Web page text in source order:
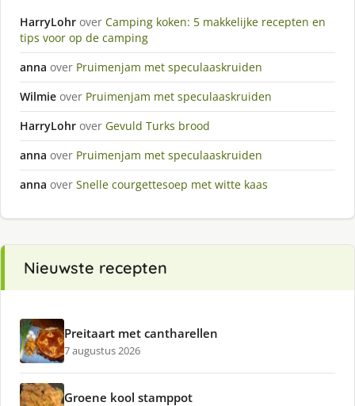
HarryLohr over Camping koken: 5 makkelijke recepten en
tips voor op de camping
anna over Pruimenjam met speculaaskruiden
Wilmie over Pruimenjam met speculaaskruiden
HarryLohr over Gevuld Turks brood
anna over Pruimenjam met speculaaskruiden
anna over Snelle courgettesoep met witte kaas
Nieuwste recepten
Preitaart met cantharellen
7 augustus 2026
Groene kool stamppot